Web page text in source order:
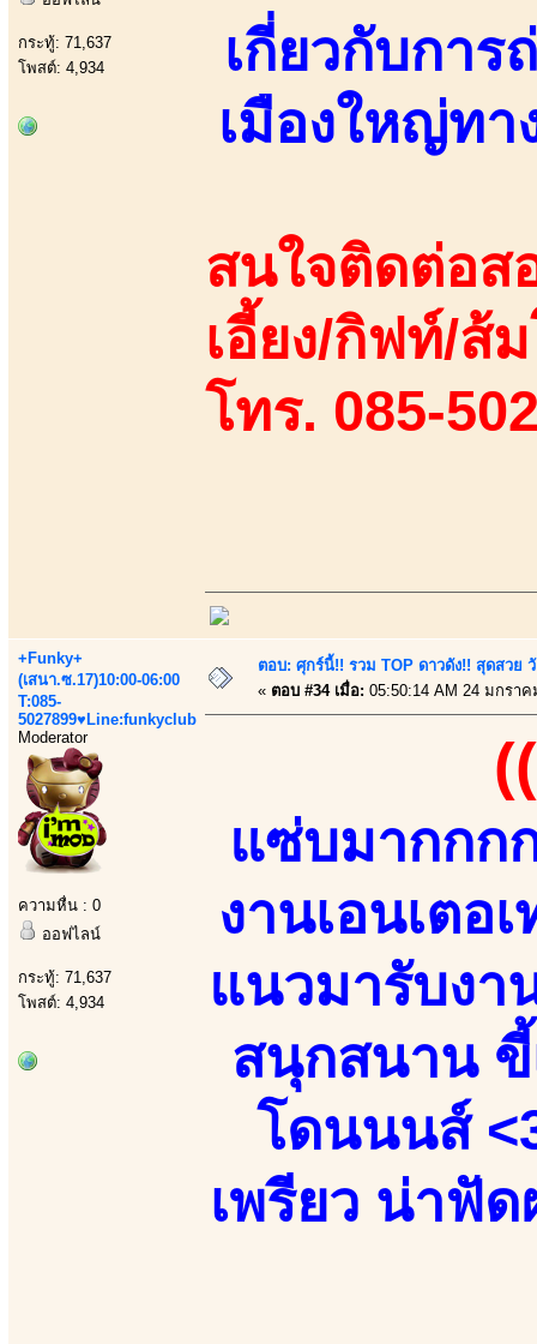
กระทู้: 71,637
โพสต์: 4,934
เกี่ยวกับกา
เมืองใหญ่ท
สนใจติดต่อส
เอี้ยง/กิฟท์/ส้
โทร. 085-
+Funky+
(เสนา.ซ.17)10:00-06:00
T:085-
5027899♥Line:funkyclub
Moderator
ความหื่น : 0
ออฟไลน์
กระทู้: 71,637
โพสต์: 4,934
ตอบ: ศุกร์นี้!! รวม TOP ดาวดัง!! สุดสวย
« ตอบ #34 เมื่อ: 05:50:14 AM 24 มกราค
แซ่บมากกก
งานเอนเตอ
แนวมารับงา
สนุกสนาน ขี้
โดนนนส์
เพรียว น่าฟัด